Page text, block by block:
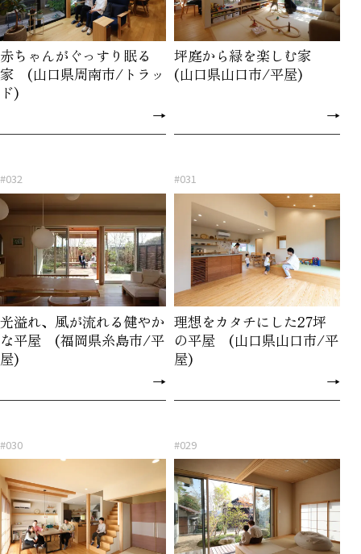
赤ちゃんがぐっすり眠る
家 (山口県周南市/トラッ
ド)
→
坪庭から緑を楽しむ家
(山口県山口市/平屋)
→
#032
光溢れ、風が流れる健やか
な平屋 (福岡県糸島市/平
屋)
→
#031
理想をカタチにした27坪
の平屋 (山口県山口市/平
屋)
→
#030 #029